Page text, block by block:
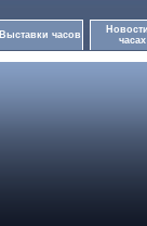
Выставки часов
часах